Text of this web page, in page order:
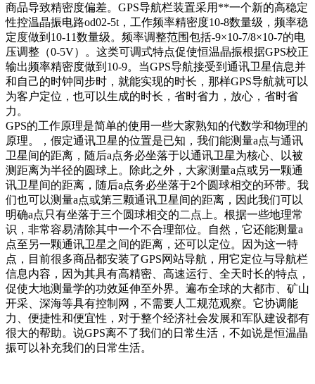
商品导致精密度偏差。GPS导航栏装置采用**一个新的高稳定
性控温晶振电路od02-5t，工作频率精密度10-8数量级，频率稳
定度做到10-11数量级。频率调整范围包括-9×10-7/8×10-7的电
压调整（0-5V）。这类可调式特点促使恒温晶振根据GPS校正
输出频率精密度做到10-9。当GPS导航接受到通讯卫星信息并
和自己的时钟同步时，就能实现的时长，那样GPS导航就可以
为客户定位，也可以生成的时长，省时省力，放心，省时省
力。
GPS的工作原理是简单的使用一些大家熟知的代数学和物理的
原理。，假定通讯卫星的位置是已知，我们能测量a点与通讯
卫星间的距离，随后a点务必坐落于以通讯卫星为核心、以被
测距离为半径的圆球上。除此之外，大家测量a点或另一颗通
讯卫星间的距离，随后a点务必坐落于2个圆球相交的环带。我
们也可以测量a点或第三颗通讯卫星间的距离，因此我们可以
明确a点只有坐落于三个圆球相交的二点上。根据一些地理常
识，非常容易清除其中一个不合理部位。自然，它还能测量a
点至另一颗通讯卫星之间的距离，还可以定位。因为这一特
点，目前很多商品都安装了GPS网站导航，用它定位与导航栏
信息内容，因为其具有高精密、高速运行、全天时长的特点，
促使大地测量学的功效延伸至外界。遍布全球的大都市、矿山
开采、深海等具有控制网，不需要人工规范观察。它协调能
力、便捷性和便宜性，对于整个经济社会发展和军队建设都有
很大的帮助。说GPS离不了我们的日常生活，不如说是恒温晶
振可以补充我们的日常生活。